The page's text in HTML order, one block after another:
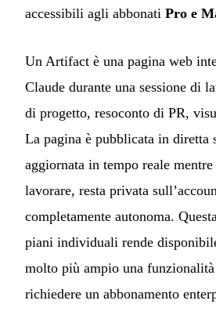
accessibili agli abbonati Pro e
Un Artifact è una pagina web
Claude durante una sessione di
di progetto, resoconto di PR,
La pagina è pubblicata in diretta
aggiornata in tempo reale
lavorare, resta privata
completamente autonoma.
piani individuali rende
molto più ampio una funzionalità
richiedere un abbonamento